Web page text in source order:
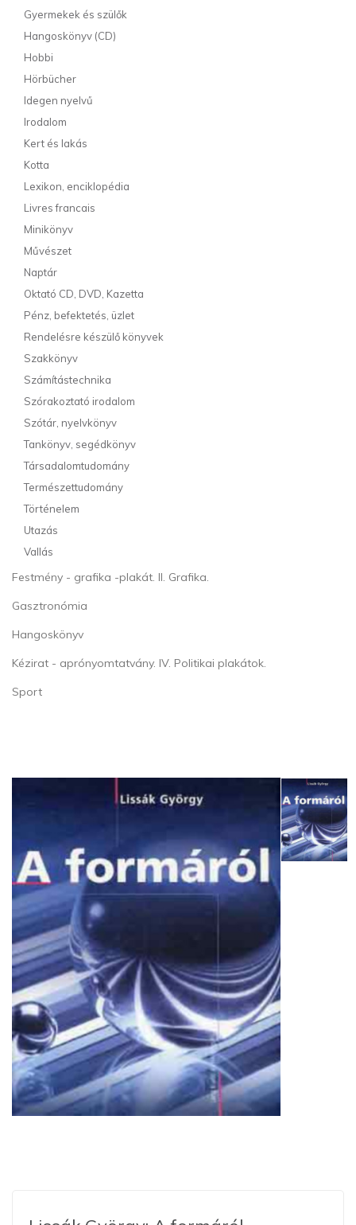
Gyermekek és szülők
Hangoskönyv (CD)
Hobbi
Hörbücher
Idegen nyelvű
Irodalom
Kert és lakás
Kotta
Lexikon, enciklopédia
Livres francais
Minikönyv
Művészet
Naptár
Oktató CD, DVD, Kazetta
Pénz, befektetés, üzlet
Rendelésre készülő könyvek
Szakkönyv
Számítástechnika
Szórakoztató irodalom
Szótár, nyelvkönyv
Tankönyv, segédkönyv
Társadalomtudomány
Természettudomány
Történelem
Utazás
Vallás
Festmény - grafika -plakát. II. Grafika.
Gasztronómia
Hangoskönyv
Kézirat - aprónyomtatvány. IV. Politikai plakátok.
Sport